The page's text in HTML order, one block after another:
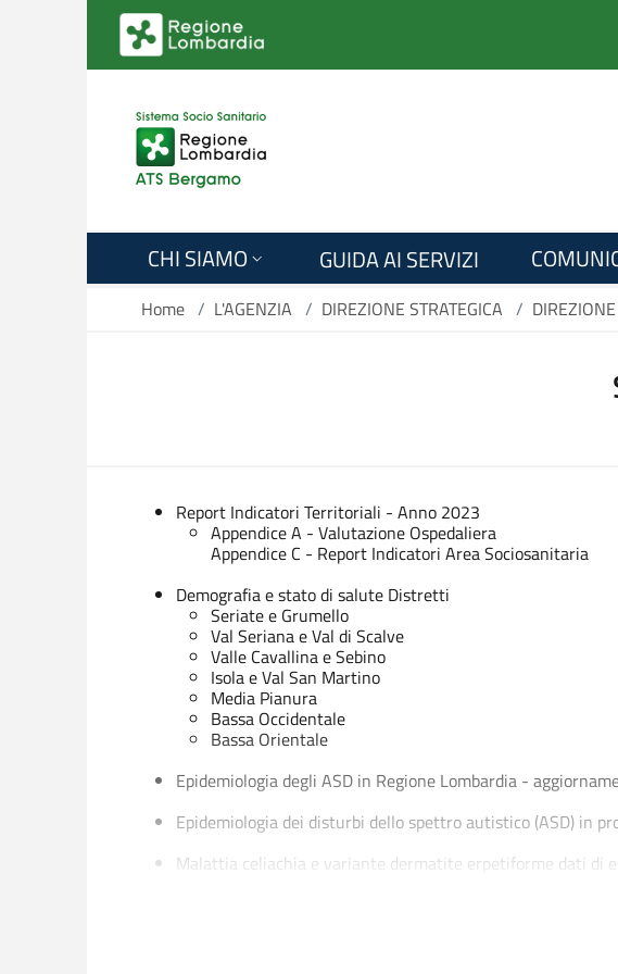
Salta al contenuto principale
CHI SIAMO GUIDA AI SERVIZI
Home / L'AGENZIA / DIREZIONE STRATEGICA /
Report Indicatori Territoriali - Anno 2023
Appendice A - Valutazione Ospedaliera
Appendice C - Report Indicatori Area Sociosanitaria
Demografia e stato di salute Distretti
Seriate e Grumello
Val Seriana e Val di Scalve
Valle Cavallina e Sebino
Isola e Val San Martino
Media Pianura
Bassa Occidentale
Bassa Orientale
Epidemiologia degli ASD in Regione Lombardia -
Epidemiologia dei disturbi dello spettro autistico (ASD) in
Malattia celiachia e variante dermatite erpetiforme dati